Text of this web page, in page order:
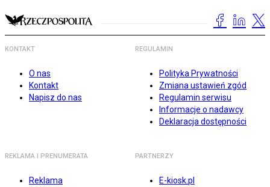
KONTAKT
O nas
Kontakt
Napisz do nas
REGULAMIN
Polityka Prywatności
Zmiana ustawień zgód
Regulamin serwisu
Informacje o nadawcy
Deklaracja dostępności
REKLAMA I PRENUMERATA
Reklama
PARTNERZY
E-kiosk.pl